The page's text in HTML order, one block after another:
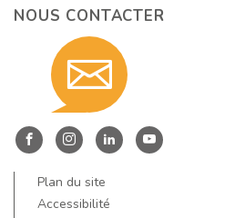
NOUS CONTACTER
nous
Entre Entre
Entre Entre
Plan du site
Accessibilité